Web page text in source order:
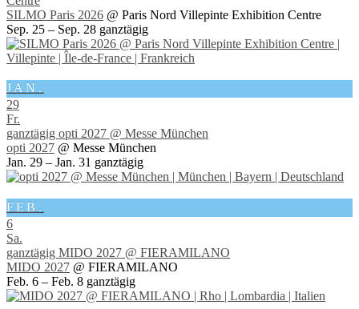
SILMO Paris 2026 @ Paris Nord Villepinte Exhibition Centre
Sep. 25 – Sep. 28 ganztägig
JAN.
29
Fr.
ganztägig opti 2027 @ Messe München
opti 2027 @ Messe München
Jan. 29 – Jan. 31 ganztägig
FEB.
6
Sa.
ganztägig MIDO 2027 @ FIERAMILANO
MIDO 2027 @ FIERAMILANO
Feb. 6 – Feb. 8 ganztägig